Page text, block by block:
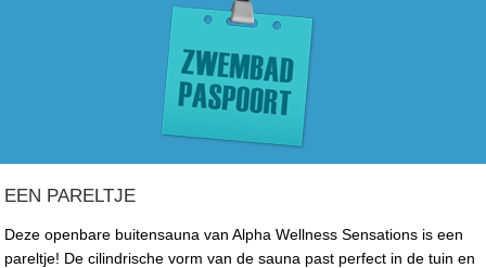
EEN PARELTJE
Deze openbare buitensauna van Alpha Wellness Sensations is een
pareltje! De cilindrische vorm van de sauna past perfect in de tuin en